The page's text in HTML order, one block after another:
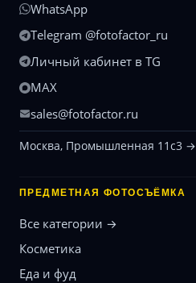
WhatsApp
Telegram @fotofactor_ru
Личный кабинет в TG
MAX
sales@fotofactor.ru
Москва, Промышленная 11с3 →
ПРЕДМЕТНАЯ ФОТОСЪЁМКА
Все категории →
Косметика
Еда и фуд